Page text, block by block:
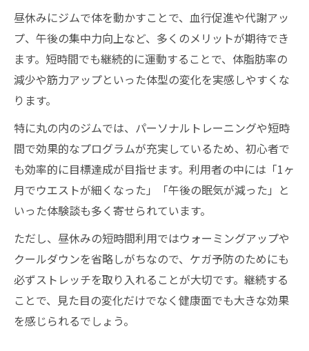
昼休みにジムで体を動かすことで、血行促進や代謝アッ
プ、午後の集中力向上など、多くのメリットが期待でき
ます。短時間でも継続的に運動することで、体脂肪率の
減少や筋力アップといった体型の変化を実感しやすくな
ります。
特に丸の内のジムでは、パーソナルトレーニングや短時
間で効果的なプログラムが充実しているため、初心者で
も効率的に目標達成が目指せます。利用者の中には「1ヶ
月でウエストが細くなった」「午後の眠気が減った」と
いった体験談も多く寄せられています。
ただし、昼休みの短時間利用ではウォーミングアップや
クールダウンを省略しがちなので、ケガ予防のためにも
必ずストレッチを取り入れることが大切です。継続する
ことで、見た目の変化だけでなく健康面でも大きな効果
を感じられるでしょう。